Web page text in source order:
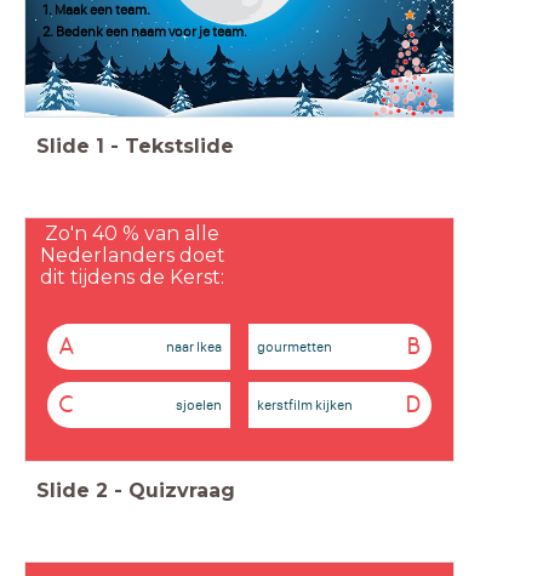
1. Maak een team.
2. Bedenk een naam voor je team.
Slide 1 - Tekstslide
Zo'n 40 % van alle
Nederlanders doet
dit tijdens de Kerst:
A naar Ikea B
gourmetten
C sjoelen D
kerstfilm kijken
Slide 2 - Quizvraag